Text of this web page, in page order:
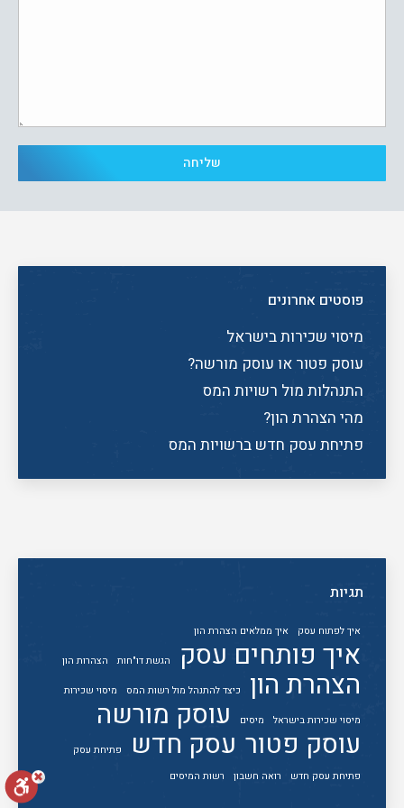
פוסטים אחרונים
מיסוי שכירות בישראל
עוסק פטור או עוסק מורשה?
התנהלות מול רשויות המס
מהי הצהרת הון?
פתיחת עסק חדש ברשויות המס
תגיות
איך לפתוח עסק איך ממלאים הצהרת הון
איך פותחים עסק הגשת דו"חות הצהרות הון
הצהרת הון כיצד להתנהל מול רשות המס מיסוי שכירות
מיסוי שכירות בישראל מיסים עוסק מורשה
עוסק פטור עסק חדש
פתיחת עסק
פתיחת עסק חדש
רואה חשבון רשות המיסים